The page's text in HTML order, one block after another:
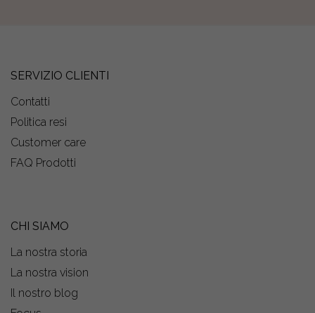
SERVIZIO CLIENTI
Contatti
Politica resi
Customer care
FAQ Prodotti
CHI SIAMO
La nostra storia
La nostra vision
Il nostro blog